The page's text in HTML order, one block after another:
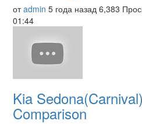
отadmin 5 года назад 6,383
01:44
Kia
Comparison